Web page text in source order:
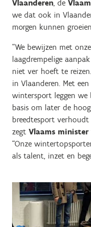
Vlaanderen, de
we dat ook in
morgen kunnen
“We bewijzen met
laagdrempelige
niet ver hoeft te
in Vlaanderen. Met
wintersport leggen we
basis om later de
breedtesport
zegt Vlaams
“Onze
als talent, inzet en